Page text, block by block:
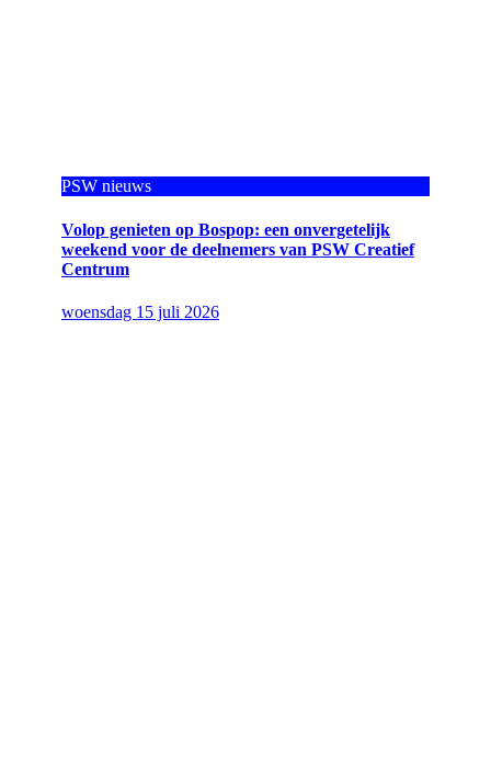
PSW nieuws
Volop genieten op Bospop: een onvergetelijk
weekend voor de deelnemers van PSW Creatief
Centrum
woensdag 15 juli 2026